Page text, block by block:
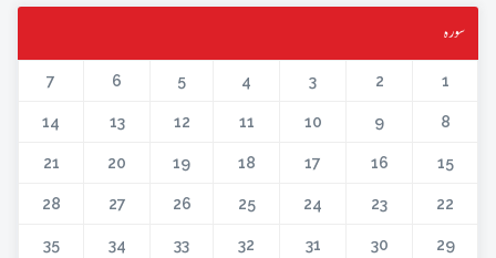
سورہ
1
2
3
4
5
6
7
8
9
10
11
12
13
14
15
16
17
18
19
20
21
22
23
24
25
26
27
28
29
30
31
32
33
34
35